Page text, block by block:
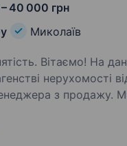
40 000 грн
Миколаїв
На даний час
нерухомості
з продажу.
з нуля. Якщо